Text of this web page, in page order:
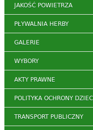
JAKOŚĆ POWIETRZA
PŁYWALNIA HERBY
GALERIE
WYBORY
AKTY PRAWNE
POLITYKA OCHRONY
TRANSPORT PUBLICZNY